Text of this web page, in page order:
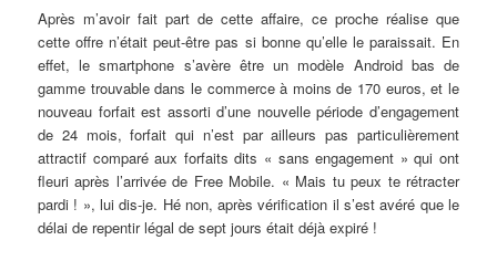
Après m’avoir fait part de cette affaire, ce proche réalise que
cette offre n’était peut-être pas si bonne qu’elle le paraissait. En
effet, le smartphone s’avère être un modèle Android bas de
gamme trouvable dans le commerce à moins de 170 euros, et le
nouveau forfait est assorti d’une nouvelle période d’engagement
de 24 mois, forfait qui n’est par ailleurs pas particulièrement
attractif comparé aux forfaits dits « sans engagement » qui ont
fleuri après l’arrivée de Free Mobile. « Mais tu peux te rétracter
pardi ! », lui dis-je. Hé non, après vérification il s’est avéré que le
délai de repentir légal de sept jours était déjà expiré !